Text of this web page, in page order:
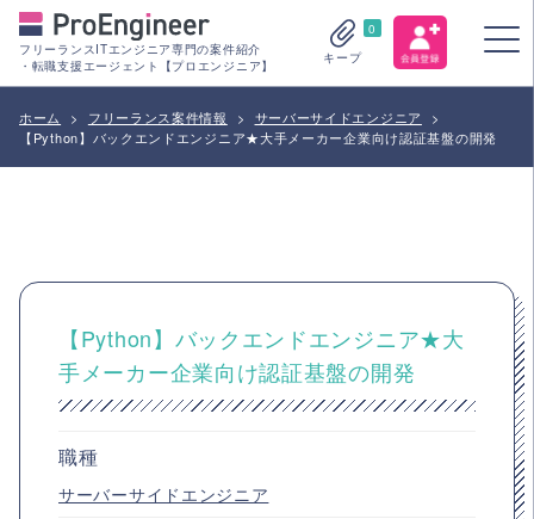
フリーランスITエンジニア専門の案件紹介
・転職支援エージェント【プロエンジニア】
0
キープ
ホーム > フリーランス案件情報 > サーバーサイドエンジニア
>
【Python】バックエンドエンジニア★大手メーカー企業向け認証基盤の開発
【Python】バックエンドエンジニア★大
手メーカー企業向け認証基盤の開発
職種
サーバーサイドエンジニア